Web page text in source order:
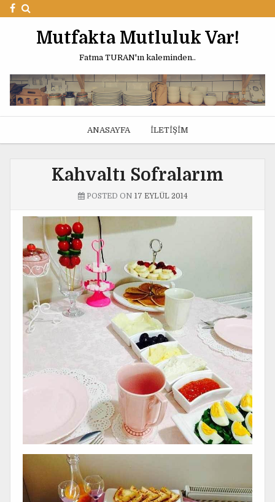
Mutfakta Mutluluk Var!
Fatma TURAN'ın kaleminden..
ANASAYFA İLETIŞIM
Kahvaltı Sofralarım
POSTED ON 17 EYLÜL 2014